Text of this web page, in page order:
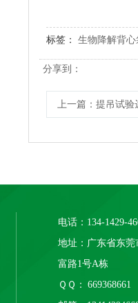
标签： 生物降解背心
分享到：
上一篇 ：提吊试验达标
电话：134-1429-
地址：广东省东
富路1号A栋
ＱＱ： 669368661